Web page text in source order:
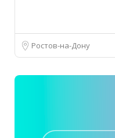
Ростов-на-Дону